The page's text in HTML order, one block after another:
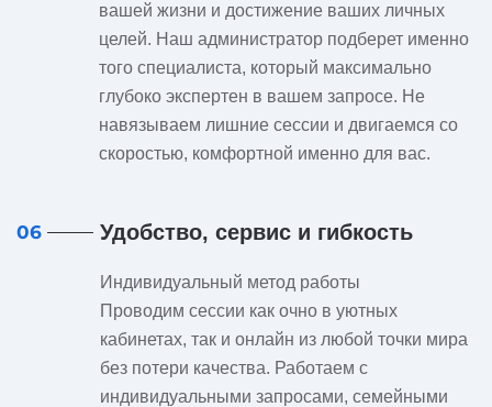
вашей жизни и достижение ваших личных
целей. Наш администратор подберет именно
того специалиста, который максимально
глубоко экспертен в вашем запросе. Не
навязываем лишние сессии и двигаемся со
скоростью, комфортной именно для вас.
06 Удобство, сервис и гибкость
Индивидуальный метод работы
Проводим сессии как очно в уютных
кабинетах, так и онлайн из любой точки мира
без потери качества. Работаем с
индивидуальными запросами, семейными